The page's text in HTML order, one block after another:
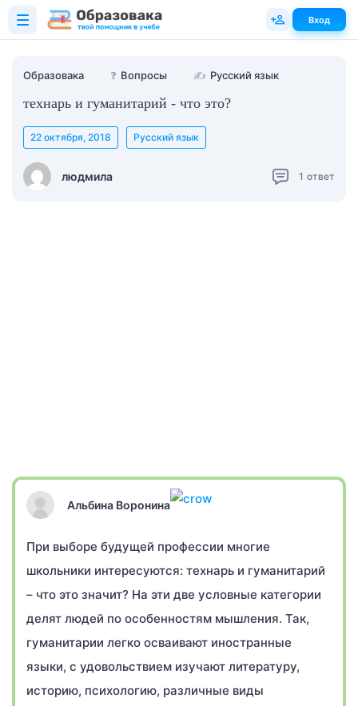
Образовака ❓ Вопросы ✍ Русский язык
технарь и гуманитарий - что это?
людмила
22 октября, 2018 Русский язык
1 ответ
Альбина Воронина
При выборе будущей профессии многие
школьники интересуются: технарь и гуманитарий
– что это значит? На эти две условные категории
делят людей по особенностям мышления. Так,
гуманитарии легко осваивают иностранные
языки, с удовольствием изучают литературу,
историю, психологию, различные виды
Вход